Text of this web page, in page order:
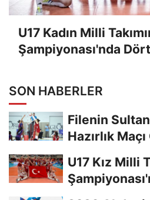
U17 Kadın Milli
Şampiyonası'nda
SON HABERLER
Filenin
Hazırlık Maçı
U17 Kız Milli